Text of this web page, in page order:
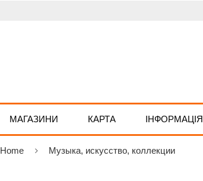
МАГАЗИНИ КАРТА ІНФОРМАЦІЯ
Home Музыка, искусство, коллекции